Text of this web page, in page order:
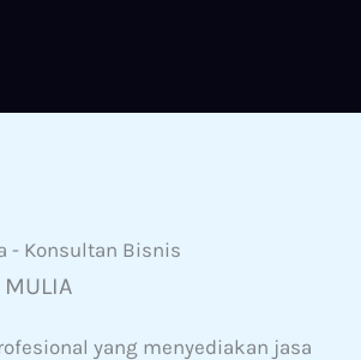
MULIA
yang menyediakan jasa